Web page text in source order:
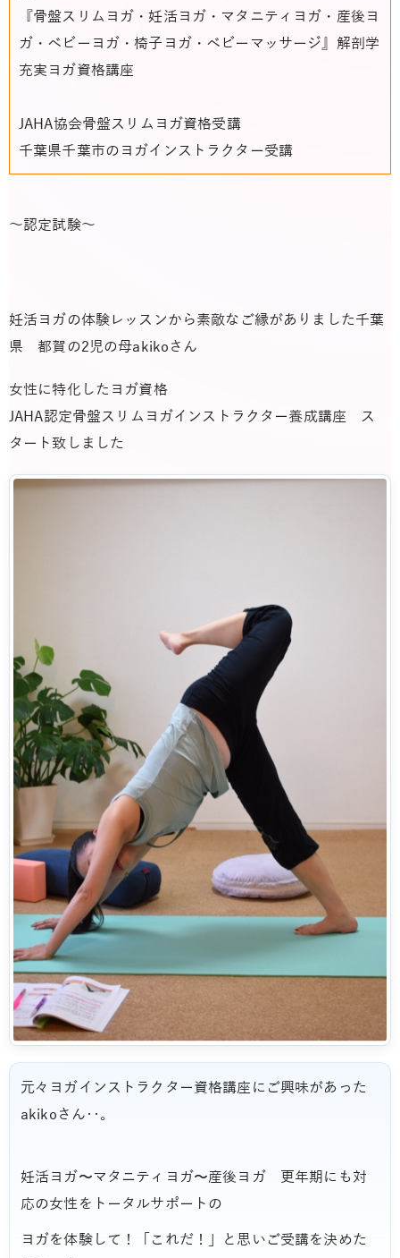
『骨盤スリムヨガ・妊活ヨガ・マタニティヨガ・産後ヨ
ガ・ベビーヨガ・椅子ヨガ・ベビーマッサージ』解剖学
充実ヨガ資格講座
JAHA協会骨盤スリムヨガ資格受講
千葉県千葉市のヨガインストラクター受講
～認定試験～
妊活ヨガの体験レッスンから素敵なご縁がありました千葉
県 都賀の2児の母akikoさん
女性に特化したヨガ資格
JAHA認定骨盤スリムヨガインストラクター養成講座 ス
タート致しました
元々ヨガインストラクター資格講座にご興味があった
akikoさん‥。
妊活ヨガ〜マタニティヨガ〜産後ヨガ 更年期にも対
応の女性をトータルサポートの
ヨガを体験して！「これだ！」と思いご受講を決めた